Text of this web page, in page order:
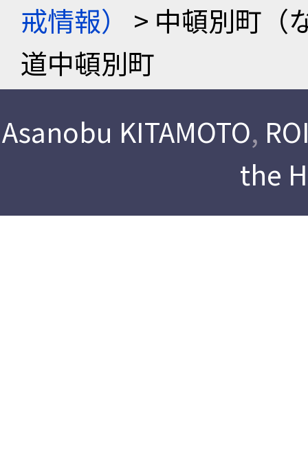
戒情報）
> 中頓別町（
道中頓別町
Asanobu KITAMOTO,
the